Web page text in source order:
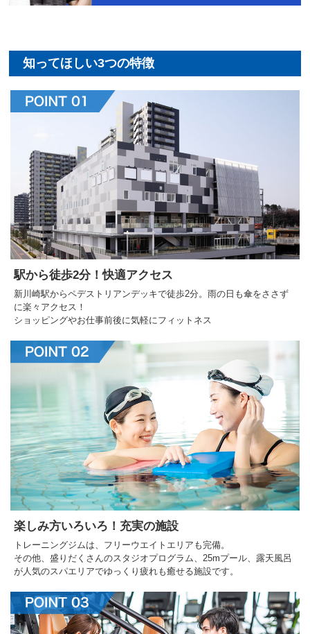
駅から徒歩2分！快適アクセス
新川崎駅からペデストリアンデッキで徒歩2分。雨の日も傘をささず
に楽々アクセス！
ショッピングやお仕事前後に気軽にフィットネス
楽しみ方いろいろ！充実の施設
トレーニングジムは、フリーウエイトエリアも完備。
その他、盛りだくさんのスタジオプログラム、25mプール、露天風呂
が人気のスパエリアでゆっくり疲れも癒せる施設です。